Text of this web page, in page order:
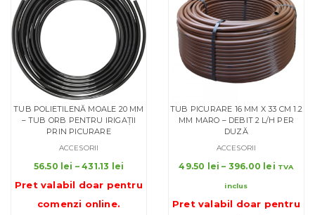
TUB POLIETILENĂ MOALE 20 MM
– TUB ORB PENTRU IRIGAȚII
PRIN PICURARE
ACCESORII
56.50 lei – 431.13 lei
prețuri:
Pret valabil doar pentru
comenzi online.
TUB PICURARE 16 MM X 33 CM 1.2
MM MARO – DEBIT 2 L/H PER
DUZĂ
ACCESORII
49.50 lei – 396.00 leiInterval
49.50 lei
TVA
inclus
Pret valabil doar pentru